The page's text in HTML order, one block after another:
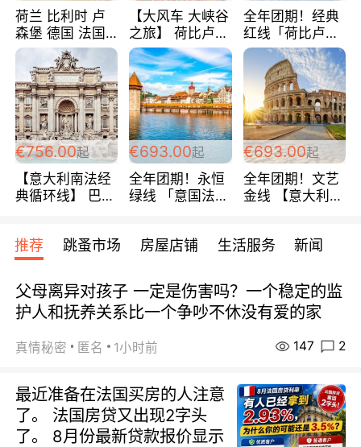
荷兰 比利时 卢
森堡 德国 法国
超爽玩遍西欧 循
环线 全程四星宾
馆 108欧/人/天
【大风车 大峡谷
之旅】 荷比卢德
法 巴黎上下 经
典五国四日游
488欧/人
全年团期！经典
红线「荷比卢德
法」七天循环 五
国 仅售99欧/人/
天！巴黎上下！
包拼房~
€756.00起
【意大利南法经
典循环线】 巴黎
宾馆 108欧/天起
全程756欧/位
€693.00起
全年团期！永恒
绿线 「意国法
欧/天起 ~包拼房
€693.00起
全年团期！文艺
金线 【意大利一
每周铁发！
推荐 跳蚤市场 房屋店铺 生活服务 新闻
父母离异对孩子 一定是伤害吗？一个稳定的监
护人和抚养关系比一个争吵不休没有爱的家
真情秘密 匿名 1小时前 147 2
最近准备在法国买房的人注意
了。 法国房贷又出现2字头
了。 8月份最新贷款报价显示